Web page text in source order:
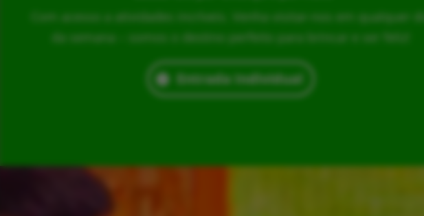
Com acesso a atividades incríveis. Venha visitar-nos em qualquer dia
da semana – somos o destino perfeito para brincar e ser feliz!
Entrada Individual